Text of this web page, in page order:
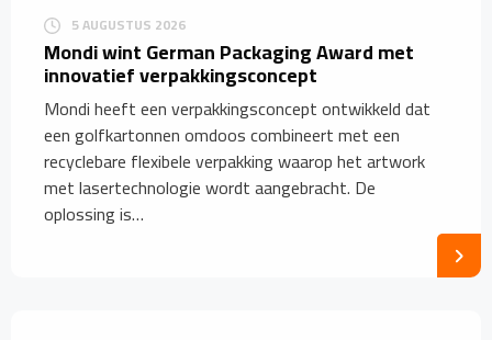
5 AUGUSTUS 2026
Mondi wint German Packaging Award met
innovatief verpakkingsconcept
Mondi heeft een verpakkingsconcept ontwikkeld dat
een golfkartonnen omdoos combineert met een
recyclebare flexibele verpakking waarop het artwork
met lasertechnologie wordt aangebracht. De
oplossing is…